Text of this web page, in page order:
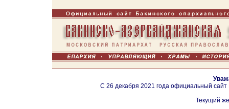
С 26 декабря 2021 года официальный
Текущий